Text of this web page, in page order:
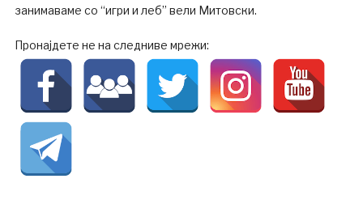
занимаваме со “игри и леб” вели Митовски.
Пронајдете не на следниве мрежи: